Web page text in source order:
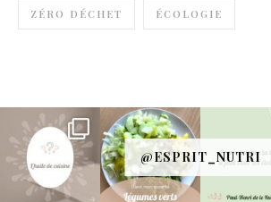
ZÉRO DÉCHET ÉCOLOGIE
@ESPRIT_NUTRI